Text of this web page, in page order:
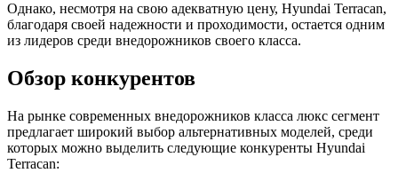
Однако, несмотря на свою адекватную цену, Hyundai Terracan,
благодаря своей надежности и проходимости, остается одним
из лидеров среди внедорожников своего класса.
Обзор конкурентов
На рынке современных внедорожников класса люкс сегмент
предлагает широкий выбор альтернативных моделей, среди
которых можно выделить следующие конкуренты Hyundai
Terracan: